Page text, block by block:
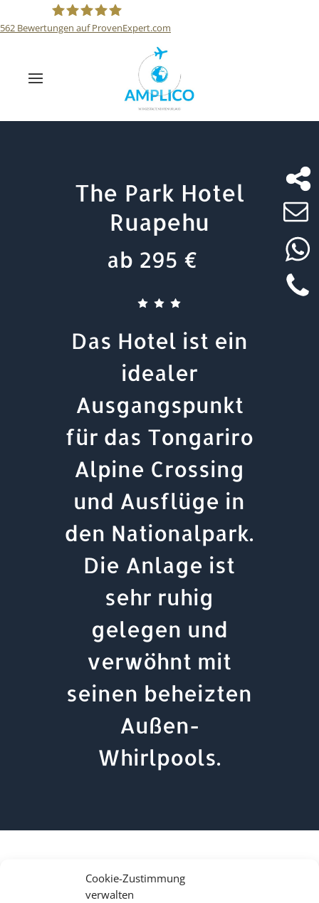
Cookie-Zustimmung
verwalten
Reisebüro Amplico
562 Bewertungen auf ProvenExpert.com
The Park Hotel
Ruapehu
ab 295 €
Das Hotel ist ein
idealer
Ausgangspunkt
für das Tongariro
Alpine Crossing
und Ausflüge in
den Nationalpark.
Die Anlage ist
sehr ruhig
gelegen und
verwöhnt mit
seinen beheizten
Außen-
Whirlpools.